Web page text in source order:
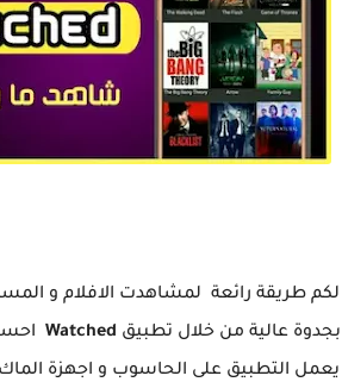
طريقة رائعة لمشاهدت الافلام و
عالية من خلال تطبيق Watched
يعمل التطبيق على الحاسوب و اجهزة